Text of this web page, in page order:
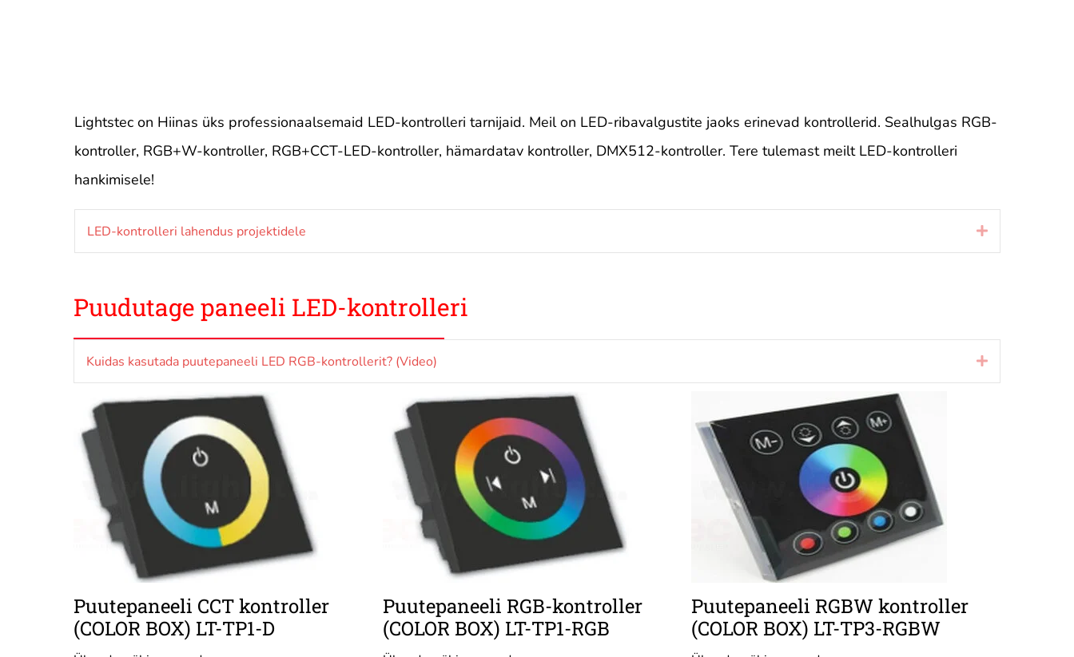
Lightstec on Hiinas üks professionaalsemaid LED-kontrolleri tarnijaid. Meil on LED-ribavalgustite jaoks erinevad kontrollerid. Sealhulgas RGB-
kontroller, RGB+W-kontroller, RGB+CCT-LED-kontroller, hämardatav kontroller, DMX512-kontroller. Tere tulemast meilt LED-kontrolleri
hankimisele!
LED-kontrolleri lahendus projektidele Laienda
Puudutage paneeli LED-kontrolleri
Kuidas kasutada puutepaneeli LED RGB-kontrollerit? (Video) Laienda
Puutepaneeli CCT kontroller
(COLOR BOX) LT-TP1-D
Puutepaneeli RGB-kontroller
(COLOR BOX) LT-TP1-RGB
Puutepaneeli RGBW kontroller
(COLOR BOX) LT-TP3-RGBW